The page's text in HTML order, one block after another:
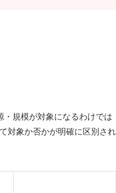
・規模が対象になるわけでは
対象か否かが明確に区別され